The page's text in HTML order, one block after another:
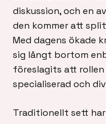
diskussion, och en
den kommer att
Med dagens ökade
sig långt bortom
föreslagits att
specialiserad och
Traditionellt sett